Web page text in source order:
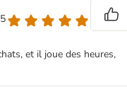
et il joue des heures,